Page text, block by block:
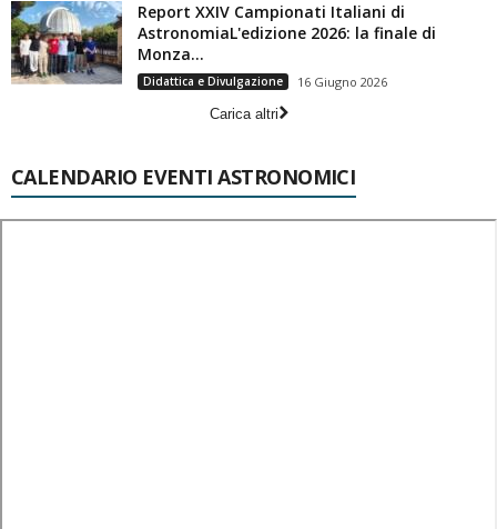
Report XXIV Campionati Italiani di
AstronomiaL'edizione 2026: la finale di
Monza...
Didattica e Divulgazione
16 Giugno 2026
Carica altri
CALENDARIO EVENTI ASTRONOMICI